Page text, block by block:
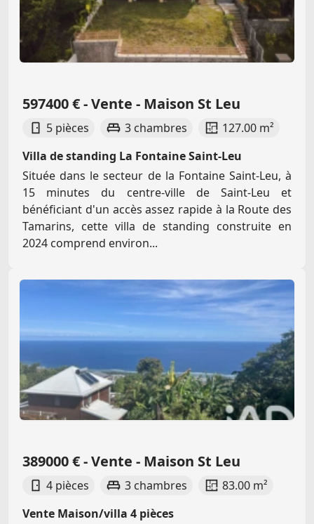
597400 € - Vente - Maison St Leu
5 pièces 3 chambres
127.00 m²
Villa de standing La Fontaine Saint-Leu
Située dans le secteur de la Fontaine Saint-Leu, à
15 minutes du centre-ville de Saint-Leu et
bénéficiant d'un accès assez rapide à la Route des
Tamarins, cette villa de standing construite en
2024 comprend environ...
389000 € - Vente - Maison St Leu
4 pièces 3 chambres
83.00 m²
Vente Maison/villa 4 pièces